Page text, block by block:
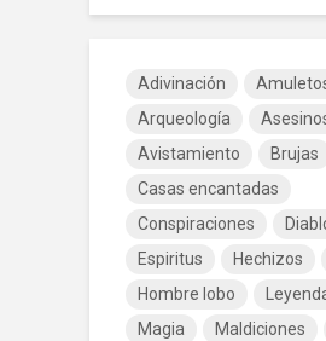
Adivinación
Arqueología
Avistamiento
Brujas
Casas encantadas
Conspiraciones
Espiritus
Hechizos
Hombre lobo
Magia
Maldiciones